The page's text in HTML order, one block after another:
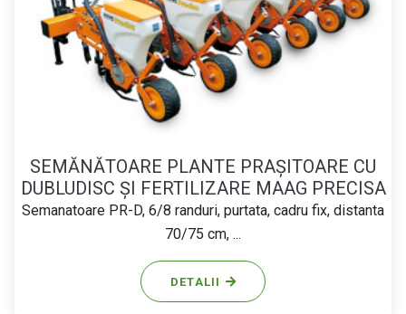
SEMĂNĂTOARE PLANTE PRAȘITOARE CU
DUBLUDISC ȘI FERTILIZARE MAAG PRECISA
Semanatoare PR-D, 6/8 randuri, purtata, cadru fix, distanta
70/75 cm, ...
DETALII